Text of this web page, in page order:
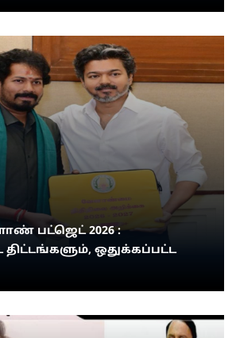
பட்ஜெட் 2026 :
திட்டங்களும், ஒதுக்கப்பட்ட